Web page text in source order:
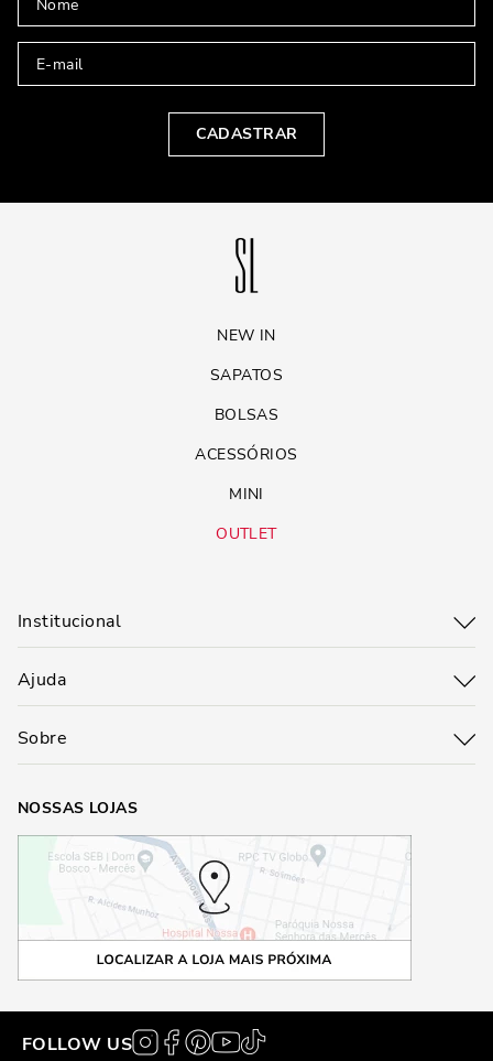
CADASTRAR
NEW IN
SAPATOS
BOLSAS
ACESSÓRIOS
MINI
OUTLET
Institucional
Ajuda
Sobre
NOSSAS LOJAS
FOLLOW US